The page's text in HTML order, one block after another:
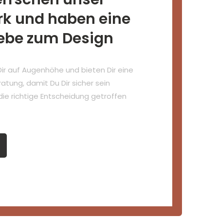
und haben eine
zum Design
auf Augenhöhe und bieten Dir eine
damit Du Dir sicher sein
richtige Entscheidung getroffen